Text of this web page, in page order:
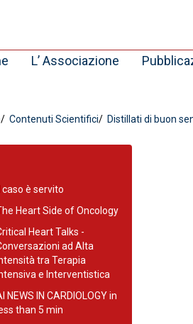
L’ Associazione
Contenuti Scientifici Distillati di buon
Il caso è servito
Heart Side of Oncology
Heart Talks -
ad Alta
tra Terapia
e Interventistica
NEWS IN CARDIOLOGY in
than 5 min